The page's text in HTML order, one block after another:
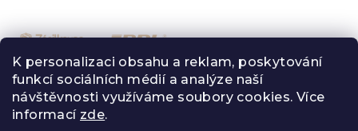
K personalizaci obsahu a reklam, poskytování
funkcí sociálních médií a analýze naší
návštěvnosti využíváme soubory cookies. Více
informací zde.
Oblíbené způsoby platby